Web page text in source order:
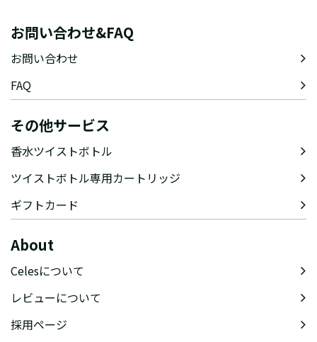
お問い合わせ&FAQ
お問い合わせ
FAQ
その他サービス
香水ツイストボトル
ツイストボトル専用カートリッジ
ギフトカード
About
Celesについて
レビューについて
採用ページ